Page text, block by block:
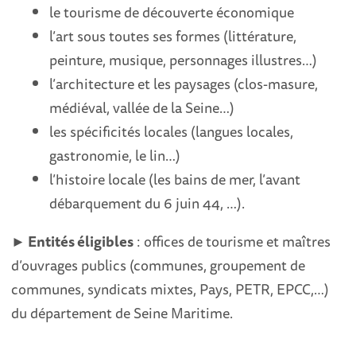
le tourisme de découverte économique
l’art sous toutes ses formes (littérature,
peinture, musique, personnages illustres…)
l’architecture et les paysages (clos-masure,
médiéval, vallée de la Seine…)
les spécificités locales (langues locales,
gastronomie, le lin…)
l’histoire locale (les bains de mer, l’avant
débarquement du 6 juin 44, …).
► Entités éligibles: offices de tourisme et maîtres
d’ouvrages publics (communes, groupement de
communes, syndicats mixtes, Pays, PETR, EPCC,…)
du département de Seine Maritime.